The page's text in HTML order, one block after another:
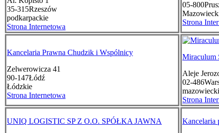
35-315Rzeszów
podkarpackie
Strona Internetowa
05-800
Strona
Kancelaria Prawna Chudzik i Wspólnicy
Zelwerowicza 41
90-147Łódź
Łódzkie
Strona Internetowa
Miraculum
Aleje
02-486
Strona
UNIQ LOGISTIC SP Z O.O. SPÓŁKA JAWNA
Kancelaria